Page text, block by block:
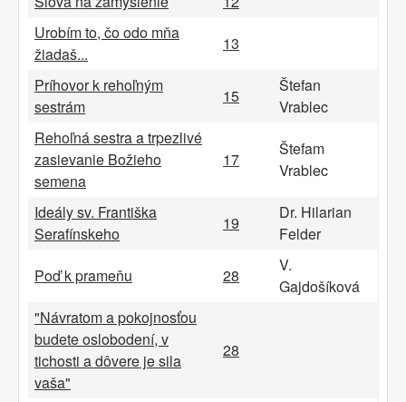
Urobím to, čo odo mňa
žiadaš...
13
Príhovor k rehoľným
sestrám
15
Štefan
Vrablec
Rehoľná sestra a trpezlivé
zasievanie Božieho
semena
17
Štefam
Vrablec
Ideály sv. Františka
Serafínskeho
19
Dr. Hilarian
Felder
Poď k prameňu
28
V.
Gajdošíková
"Návratom a pokojnosťou
budete oslobodení, v
tichosti a dôvere je sila
vaša"
28